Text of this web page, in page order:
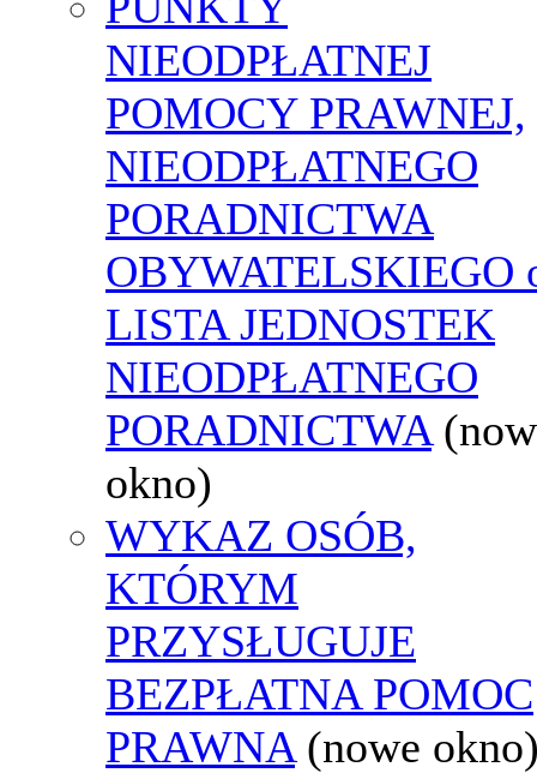
NIEODPŁATNEJ
POMOCY PRAWNEJ,
NIEODPŁATNEGO
PORADNICTWA
OBYWATELSKIEGO
LISTA JEDNOSTEK
NIEODPŁATNEGO
PORADNICTWA
okno)
WYKAZ OSÓB,
KTÓRYM
PRZYSŁUGUJE
BEZPŁATNA POMOC
PRAWNA (nowe